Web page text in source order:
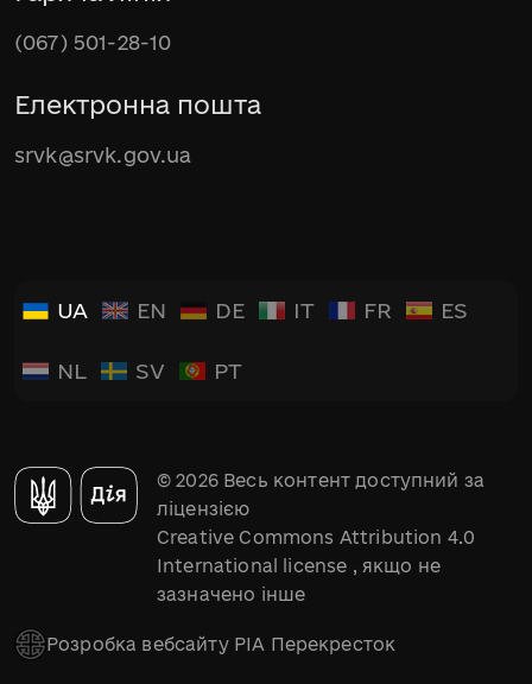
(067) 501-28-10
Електронна пошта
srvk@srvk.gov.ua
UA EN DE IT FR ES
NL SV PT
© 2026 Весь контент доступний за
ліцензією
Creative Commons Attribution 4.0
International license , якщо не
зазначено інше
Розробка вебсайту РІА Перекресток